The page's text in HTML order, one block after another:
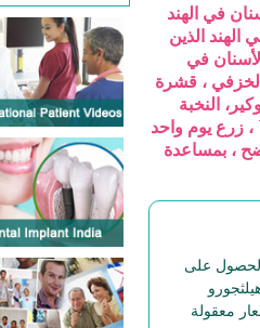
في الهند
الذين
في
الخزفي ، قشرة
النخبة
، زرع يوم واحد
، بمساعدة
على